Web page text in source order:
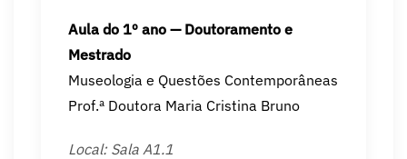
Aula do 1º ano — Doutoramento e
Mestrado
Museologia e Questões Contemporâneas
Prof.ª Doutora Maria Cristina Bruno
Local: Sala A1.1